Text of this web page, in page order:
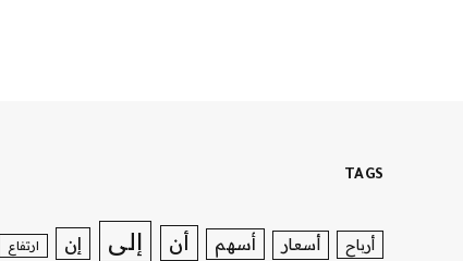
TAGS
أرباح أسعار أسهم أن إلى إن ارتفاع